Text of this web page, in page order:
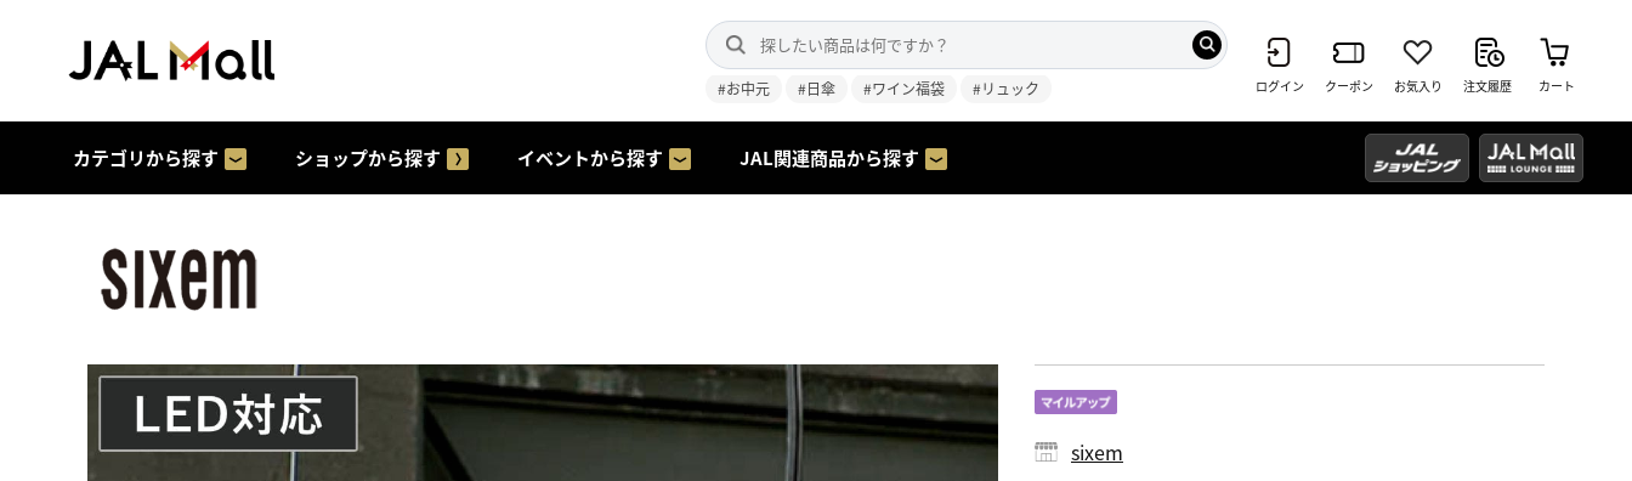
#お中元 #日傘 #ワイン福袋 #リュック ログイン クーポン お気入り 注文履歴 カート
カテゴリから探す ショップから探す イベントから探す JAL関連商品から探す
sixem